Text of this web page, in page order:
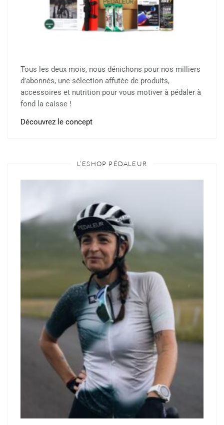
Tous les deux mois, nous dénichons pour nos milliers
d’abonnés, une sélection affutée de produits,
accessoires et nutrition pour vous motiver à pédaler à
fond la caisse !
Découvrez le concept
L’ESHOP PÉDALEUR